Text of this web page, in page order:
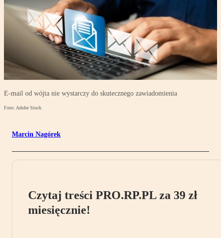
E-mail od wójta nie wystarczy do skutecznego zawiadomienia
Foto: Adobe Stock
Marcin Nagórek
Czytaj treści PRO.RP.PL za 39 zł
miesięcznie!